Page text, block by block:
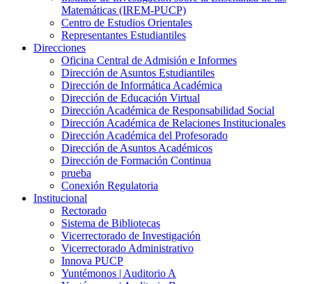
Matemáticas (IREM-PUCP)
Centro de Estudios Orientales
Representantes Estudiantiles
Direcciones
Oficina Central de Admisión e Informes
Dirección de Asuntos Estudiantiles
Dirección de Informática Académica
Dirección de Educación Virtual
Dirección Académica de Responsabilidad Social
Dirección Académica de Relaciones Institucionales
Dirección Académica del Profesorado
Dirección de Asuntos Académicos
Dirección de Formación Continua
prueba
Conexión Regulatoria
Institucional
Rectorado
Sistema de Bibliotecas
Vicerrectorado de Investigación
Vicerrectorado Administrativo
Innova PUCP
Yuntémonos | Auditorio A